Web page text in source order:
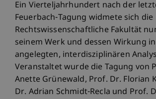
Ein Vierteljahrhundert nach der
Feuerbach-Tagung widmete sich die
Rechtswissenschaftliche Fakultät
seinem Werk und dessen Wirkung
angelegten, interdisziplinären
Veranstaltet wurde die Tagung von
Anette Grünewald, Prof. Dr. Florian
Dr. Adrian Schmidt-Recla und Prof.